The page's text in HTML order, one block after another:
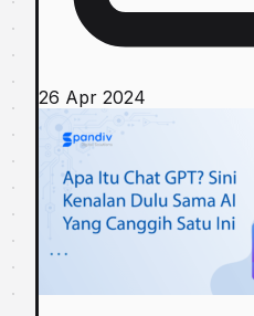
26 Apr 2024